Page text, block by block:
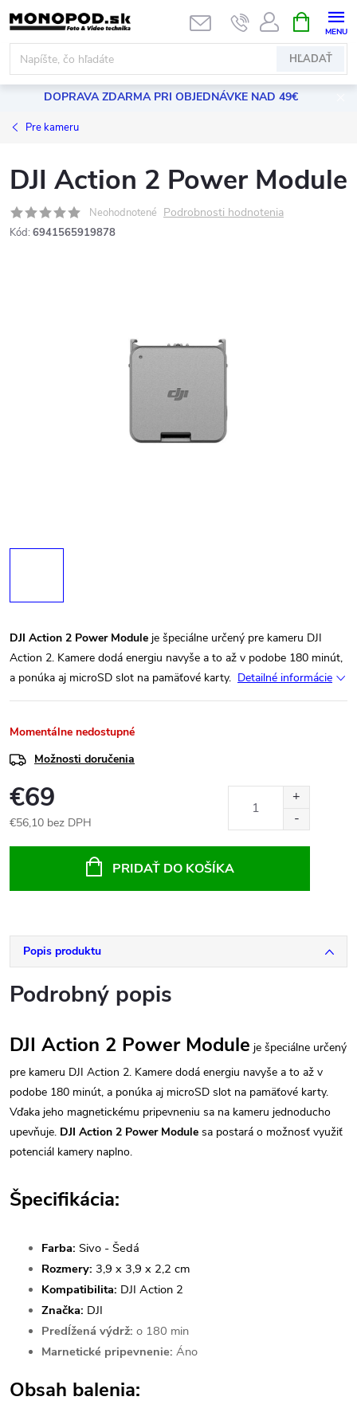
Prejsť
na
obsah
HĽADAŤ
KOŠÍK
DOPRAVA ZDARMA PRI OBJEDNÁVKE NAD 49€
Pre kameru
DJI Action 2 Power Module
Neohodnotené Podrobnosti hodnotenia
Kód: 6941565919878
DJI Action 2 Power Module je špeciálne určený pre kameru DJI
Action 2. Kamere dodá energiu navyše a to až v podobe 180 minút,
a ponúka aj microSD slot na pamäťové karty. Detailné informácie
Momentálne nedostupné
Možnosti doručenia
€69
€56,10 bez DPH
PRIDAŤ DO KOŠÍKA
Popis produktu
Podrobný popis
DJI Action 2 Power Module je špeciálne určený
pre kameru DJI Action 2. Kamere dodá energiu navyše a to až v
podobe 180 minút, a ponúka aj microSD slot na pamäťové karty.
Vďaka jeho magnetickému pripevneniu sa na kameru jednoducho
upevňuje. DJI Action 2 Power Module sa postará o možnosť využiť
potenciál kamery naplno.
Špecifikácia:
Farba: Sivo - Šedá
Rozmery: 3,9 x 3,9 x 2,2 cm
Kompatibilita: DJI Action 2
Značka: DJI
Predĺžená výdrž: o 180 min
Marnetické pripevnenie: Áno
Obsah balenia: